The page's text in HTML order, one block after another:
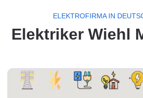
ELEKTROFIRMA IN
Elektriker Wiehl